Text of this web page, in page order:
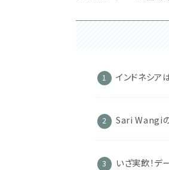
インドネシア
Sari Wangi
いざ実飲！デ